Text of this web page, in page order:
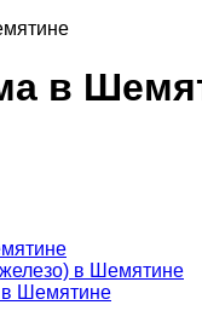
в
в Шемятине
в Шемятине